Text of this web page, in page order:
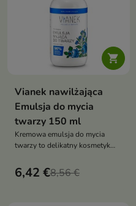

Vianek nawilżająca
Emulsja do mycia
twarzy 150 ml
Kremowa emulsja do mycia
twarzy to delikatny kosmetyk
szczególnie do pielęgnacji skóry
suchej i wrażliwej. Skutecznie
6,42 €8,56 €